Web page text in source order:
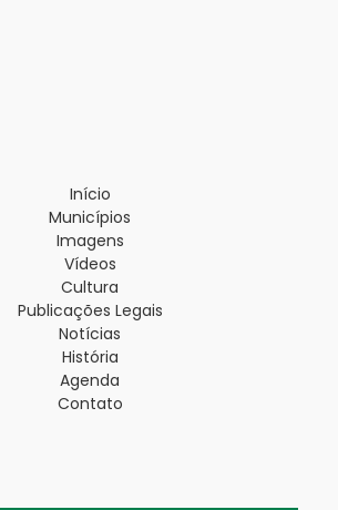
Início
Municípios
Imagens
Vídeos
Cultura
Publicações Legais
Notícias
História
Agenda
Contato